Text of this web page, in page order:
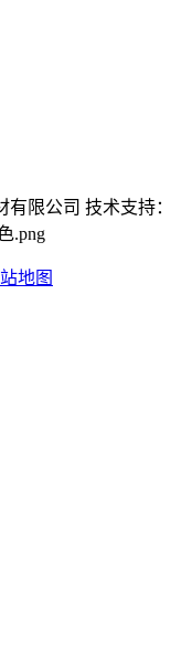
限公司 技术支持：
地图